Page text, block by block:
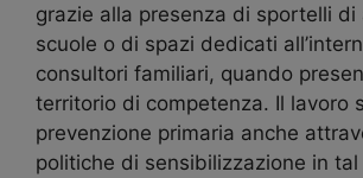
grazie alla presenza di sportelli di
scuole o di spazi dedicati
consultori familiari, quando
territorio di competenza. Il lavoro
prevenzione primaria anche
politiche di sensibilizzazione in tal